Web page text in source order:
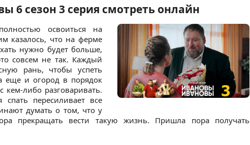
6 сезон 3 серия смотреть онлайн
освоиться на
казалось, что на ферме
нужно будет больше,
совсем не так. Каждый
рань, чтобы успеть
еще и огород в порядок
кем-либо разговаривать.
спать пересиливает все
думать о том, что у
прекращать вести такую жизнь. Пришла пора получать